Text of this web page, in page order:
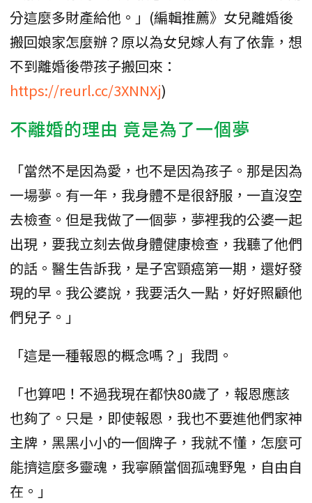
分這麼多財產給他。」(編輯推薦》女兒離婚後
搬回娘家怎麼辦？原以為女兒嫁人有了依靠，想
不到離婚後帶孩子搬回來：
https://reurl.cc/3XNNXj)
不離婚的理由 竟是為了一個夢
「當然不是因為愛，也不是因為孩子。那是因為
一場夢。有一年，我身體不是很舒服，一直沒空
去檢查。但是我做了一個夢，夢裡我的公婆一起
出現，要我立刻去做身體健康檢查，我聽了他們
的話。醫生告訴我，是子宮頸癌第一期，還好發
現的早。我公婆說，我要活久一點，好好照顧他
們兒子。」
「這是一種報恩的概念嗎？」我問。
「也算吧！不過我現在都快80歲了，報恩應該
也夠了。只是，即使報恩，我也不要進他們家神
主牌，黑黑小小的一個牌子，我就不懂，怎麼可
能擠這麼多靈魂，我寧願當個孤魂野鬼，自由自
在。」